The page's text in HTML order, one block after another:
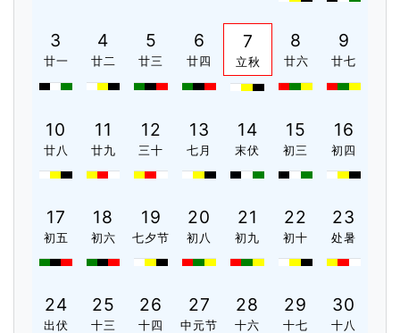
3
廿一
4
廿二
5
廿三
6
廿四
7
立秋
8
廿六
9
廿七
10
廿八
11
廿九
12
三十
13
七月
14
末伏
15
初三
16
初四
17
初五
18
初六
19
七夕节
20
初八
21
初九
22
初十
23
处暑
24
出伏
25
十三
26
十四
27
中元节
28
十六
29
十七
30
十八